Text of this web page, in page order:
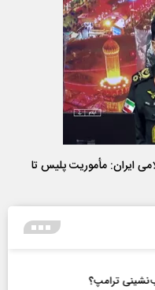
ایران­: مأموریت پلیس تا